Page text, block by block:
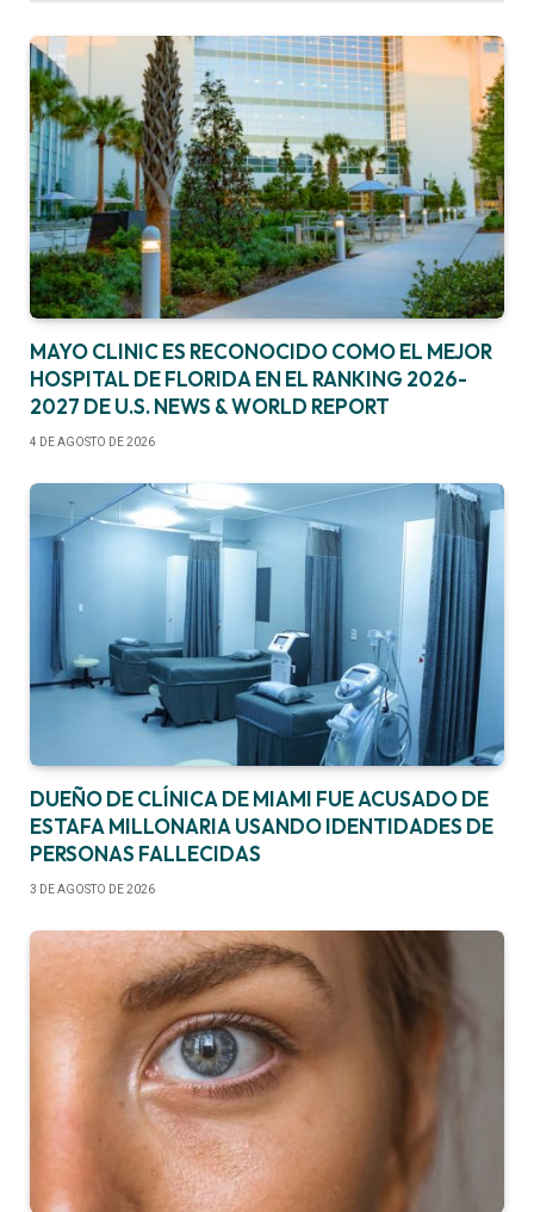
MAYO CLINIC ES RECONOCIDO COMO EL MEJOR
HOSPITAL DE FLORIDA EN EL RANKING 2026-
2027 DE U.S. NEWS & WORLD REPORT
4 DE AGOSTO DE 2026
DUEÑO DE CLÍNICA DE MIAMI FUE ACUSADO DE
ESTAFA MILLONARIA USANDO IDENTIDADES DE
PERSONAS FALLECIDAS
3 DE AGOSTO DE 2026